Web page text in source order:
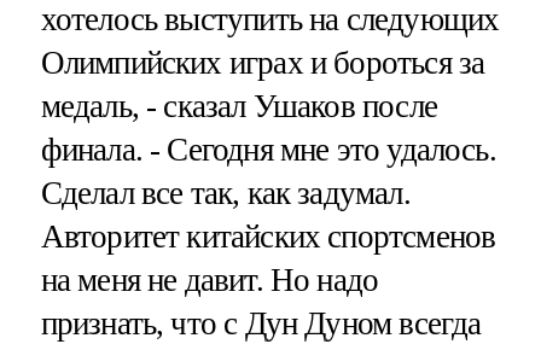
хотелось выступить на следующих
Олимпийских играх и бороться за
медаль, - сказал Ушаков после
финала. - Сегодня мне это удалось.
Сделал все так, как задумал.
Авторитет китайских спортсменов
на меня не давит. Но надо
признать, что с Дун Дуном всегда